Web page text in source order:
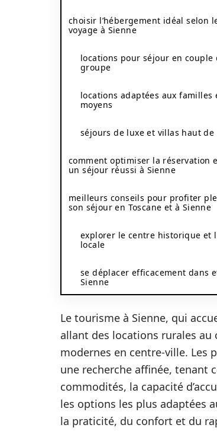
choisir l’hébergement idéal selon
voyage à Sienne
locations pour séjour en couple
groupe
locations adaptées aux familles
moyens
séjours de luxe et villas haut de
comment optimiser la réservation
un séjour réussi à Sienne
meilleurs conseils pour profiter
son séjour en Toscane et à Sienne
explorer le centre historique et
locale
se déplacer efficacement dans
Sienne
Le tourisme à Sienne, qui
allant des locations rurales
modernes en centre-ville. Les
une recherche affinée, tenant
commodités, la capacité
les options les plus adaptées
la praticité, du confort et du